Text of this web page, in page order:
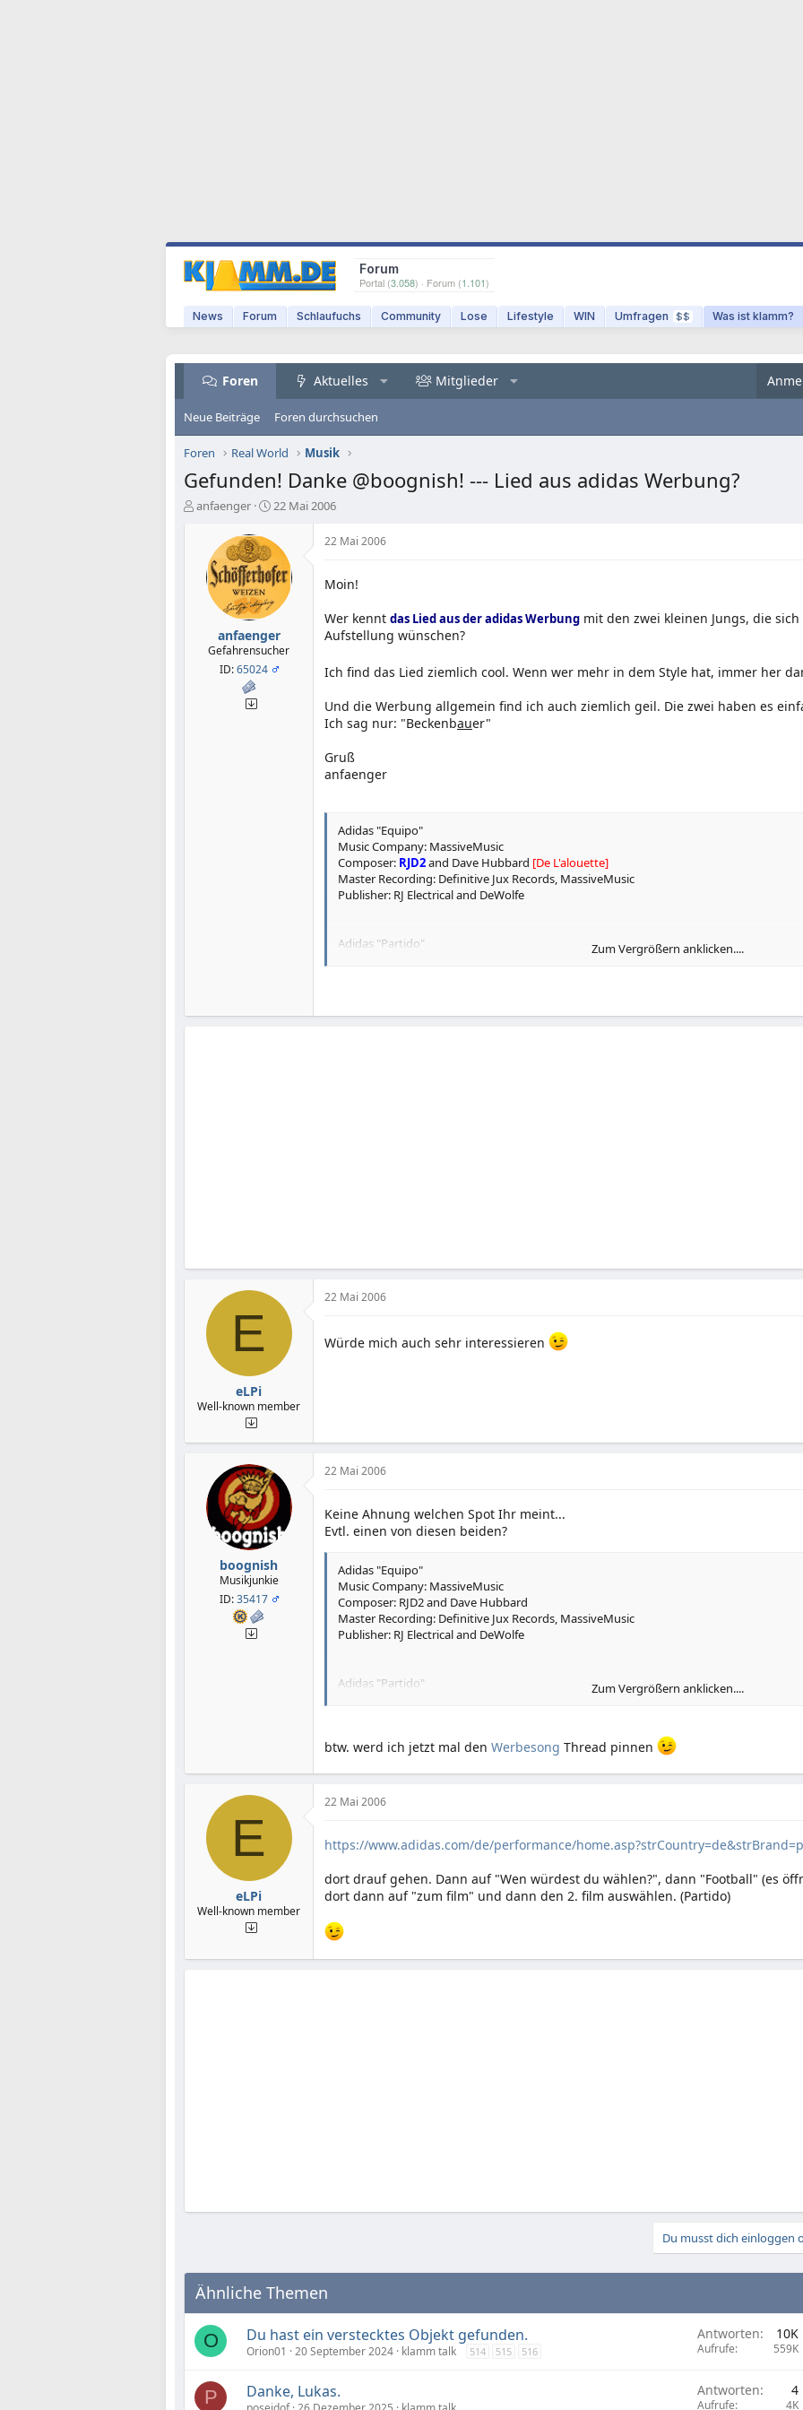
Forum
Portal (3.058) · Forum (1.101)
News Forum Schlaufuchs Community Lose Lifestyle WIN Umfragen $$ Was ist klamm?
Foren Aktuelles Mitglieder
Neue Beiträge Foren durchsuchen
Foren Real World Musik
Gefunden! Danke @boognish! --- Lied aus adidas Werbung?
E
anfaenger
E
t
e
l
l
t
a
m
22 Mai 2006
anfaenger
Gefahrensucher
ID:65024
22 Mai 2006
Moin!
Wer kennt das Lied aus der adidas Werbung mit den zwei kleinen Jungs, die
Aufstellung wünschen?
Ich find das Lied ziemlich cool. Wenn wer mehr in dem Style hat, immer her
Und die Werbung allgemein find ich auch ziemlich geil. Die zwei haben es
Ich sag nur: "Beckenbauer"
Gruß
anfaenger
Adidas "Equipo"
Music Company: MassiveMusic
Composer: RJD2and Dave Hubbard [De L'alouette]
Master Recording: Definitive Jux Records, MassiveMusic
Publisher: RJ Electrical and DeWolfe
Adidas "Partido"
Zum Vergrößern anklicken....
E
eLPi
Well-known member
22 Mai 2006
Würde mich auch sehr interessieren
boognish
Musikjunkie
ID:35417
22 Mai 2006
Keine Ahnung welchen Spot Ihr meint...
Evtl. einen von diesen beiden?
Adidas "Equipo"
Music Company: MassiveMusic
Composer: RJD2 and Dave Hubbard
Master Recording: Definitive Jux Records, MassiveMusic
Publisher: RJ Electrical and DeWolfe
Adidas "Partido"
Publisher: Universal Music
Zum Vergrößern anklicken....
btw. werd ich jetzt mal den Werbesong Thread pinnen
E
eLPi
Well-known member
22 Mai 2006
https://www.adidas.com/de/performance/
dort drauf gehen. Dann auf "Wen würdest du wählen?", dann "Football" (es
dort dann auf "zum film" und dann den 2. film auswählen. (Partido)
Du musst dich einloggen
Ähnliche Themen
O Du hast ein verstecktes Objekt gefunden.
Orion01 20 September 2024 klamm talk 514 515 516
Antworten 10K
Aufrufe 559K
P Danke, Lukas. Antworten 4
Aufrufe 4K